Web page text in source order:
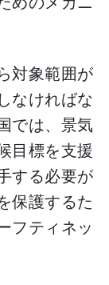
対象範囲が
なければな
では、景気
目標を支援
する必要が
保護するた
フティネッ